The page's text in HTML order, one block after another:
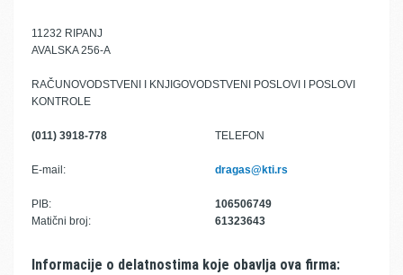
11232 RIPANJ
AVALSKA 256-A
RAČUNOVODSTVENI I KNJIGOVODSTVENI POSLOVI I POSLOVI
KONTROLE
(011) 3918-778 TELEFON
E-mail: dragas@kti.rs
PIB:
106506749
Matični broj:
61323643
Informacije o delatnostima koje obavlja ova firma: